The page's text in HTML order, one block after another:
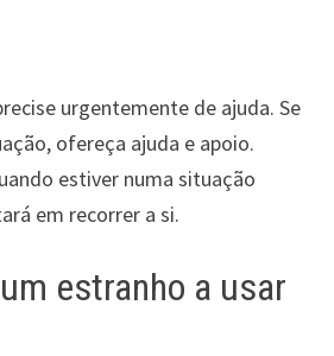
urgentemente de ajuda. Se
ofereça ajuda e apoio.
estiver numa situação
em recorrer a si.
estranho a usar